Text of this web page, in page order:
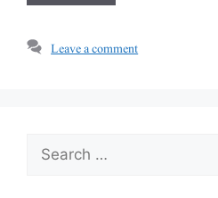
Leave a comment
Search
for: